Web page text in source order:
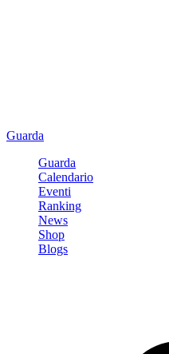
Guarda
Guarda
Calendario
Eventi
Ranking
News
Shop
Blogs